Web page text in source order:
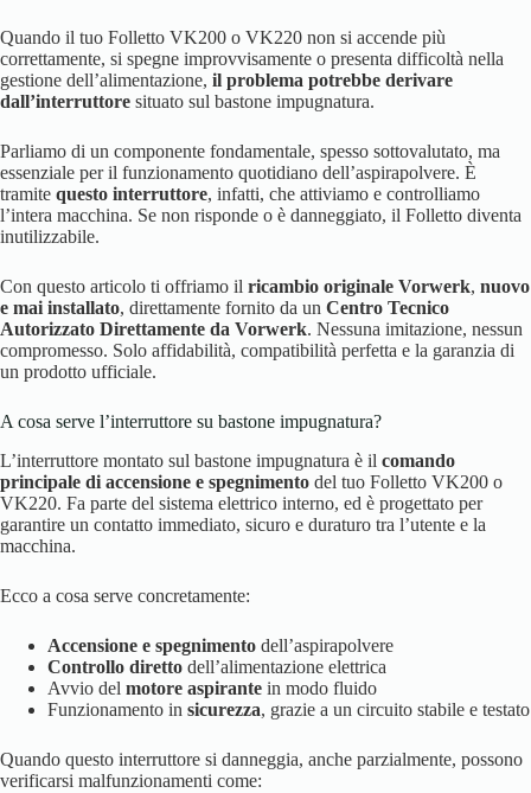
Quando il tuo Folletto VK200 o VK220 non si accende più
correttamente, si spegne improvvisamente o presenta difficoltà nella
gestione dell’alimentazione, il problema potrebbe derivare
dall’interruttore situato sul bastone impugnatura.
Parliamo di un componente fondamentale, spesso sottovalutato, ma
essenziale per il funzionamento quotidiano dell’aspirapolvere. È
tramite questo interruttore, infatti, che attiviamo e controlliamo
l’intera macchina. Se non risponde o è danneggiato, il Folletto diventa
inutilizzabile.
Con questo articolo ti offriamo il ricambio originale Vorwerk, nuovo
e mai installato, direttamente fornito da un Centro Tecnico
Autorizzato Direttamente da Vorwerk. Nessuna imitazione, nessun
compromesso. Solo affidabilità, compatibilità perfetta e la garanzia di
un prodotto ufficiale.
A cosa serve l’interruttore su bastone impugnatura?
L’interruttore montato sul bastone impugnatura è il comando
principale di accensione e spegnimento del tuo Folletto VK200 o
VK220. Fa parte del sistema elettrico interno, ed è progettato per
garantire un contatto immediato, sicuro e duraturo tra l’utente e la
macchina.
Ecco a cosa serve concretamente:
Accensione e spegnimento dell’aspirapolvere
Controllo diretto dell’alimentazione elettrica
Avvio del motore aspirante in modo fluido
Funzionamento in sicurezza, grazie a un circuito stabile e testato
Quando questo interruttore si danneggia, anche parzialmente, possono
verificarsi malfunzionamenti come: